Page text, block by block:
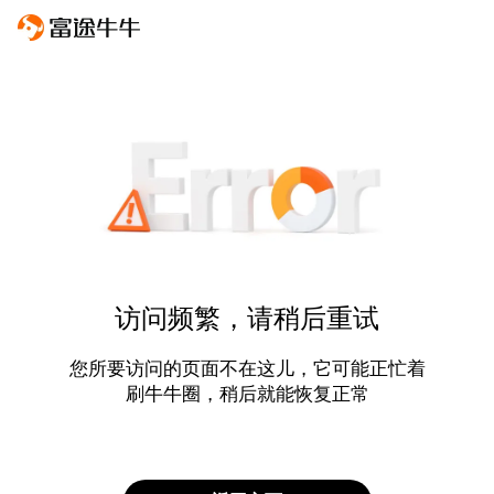
访问频繁，请稍后重试
您所要访问的页面不在这儿，它可能正忙着
刷牛牛圈，稍后就能恢复正常